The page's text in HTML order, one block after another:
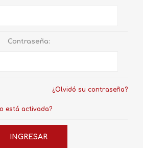
Contraseña:
¿Olvidó su contraseña?
está activada?